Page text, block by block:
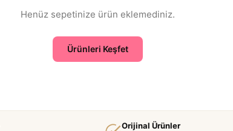
Henüz sepetinize ürün eklemediniz.
Ürünleri Keşfet
Orijinal Ürünler